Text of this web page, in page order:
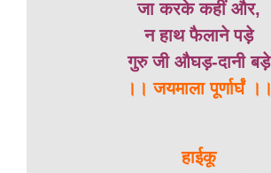
जा करके कहीं और,
न हाथ फैलाने पड़े
गुरु जी औघड़-दानी बड़े
।। जयमाला पूर्णार्घं ।।
हाईकू